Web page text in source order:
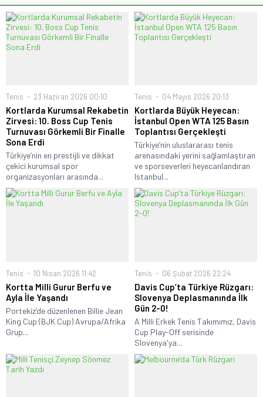
Tenis 23 Haziran 2026 00:10
Kortlarda Kurumsal Rekabetin
Zirvesi: 10. Boss Cup Tenis
Turnuvası Görkemli Bir Finalle
Sona Erdi
Türkiye’nin en prestijli ve dikkat
çekici kurumsal spor
organizasyonları arasında...
Tenis 04 Mayıs 2026 20:13
Kortlarda Büyük Heyecan:
İstanbul Open WTA 125 Basın
Toplantısı Gerçekleşti
Türkiye’nin uluslararası tenis
arenasındaki yerini sağlamlaştıran
ve sporseverleri heyecanlandıran
Istanbul...
Tenis 10 Nisan 2026 11:42
Kortta Milli Gurur Berfu ve
Ayla İle Yaşandı
Portekiz’de düzenlenen Billie Jean
King Cup (BJK Cup) Avrupa/Afrika
Grup...
Tenis 06 Şubat 2026 22:24
Davis Cup’ta Türkiye Rüzgarı:
Slovenya Deplasmanında İlk
Gün 2-0!
A Milli Erkek Tenis Takımımız, Davis
Cup Play-Off serisinde
Slovenya'ya...